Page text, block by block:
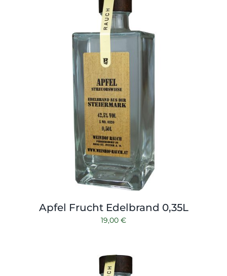
Shop
Kontakt
Apfel Frucht Edelbrand 0,35L
19,00 €